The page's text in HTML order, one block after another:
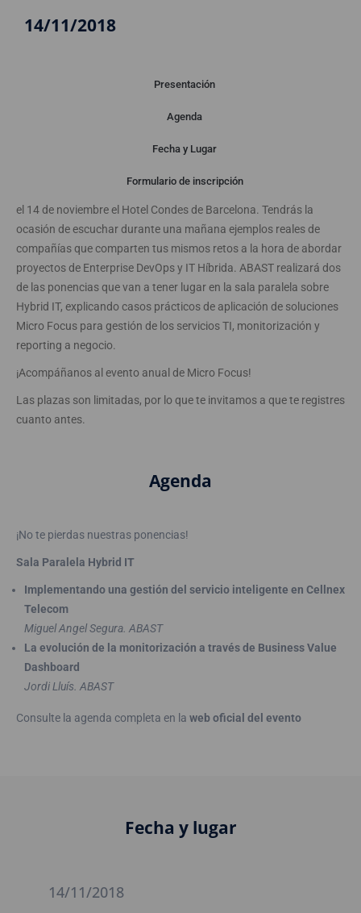
14/11/2018
Presentación
Agenda
Fecha y Lugar
Formulario de inscripción
Micro Focus Day 2018
el 14 de noviembre el Hotel Condes de Barcelona. Tendrás la
ocasión de escuchar durante una mañana ejemplos reales de
compañías que comparten tus mismos retos a la hora de abordar
proyectos de Enterprise DevOps y IT Híbrida. ABAST realizará dos
de las ponencias que van a tener lugar en la sala paralela sobre
Hybrid IT, explicando casos prácticos de aplicación de soluciones
Micro Focus para gestión de los servicios TI, monitorización y
reporting a negocio.
¡Acompáñanos al evento anual de Micro Focus!
Las plazas son limitadas, por lo que te invitamos a que te registres
cuanto antes.
Agenda
¡No te pierdas nuestras ponencias!
Sala Paralela Hybrid IT
Implementando una gestión del servicio inteligente en Cellnex
Telecom
Miguel Angel Segura. ABAST
La evolución de la monitorización a través de Business Value
Dashboard
Jordi Lluís. ABAST
Consulte la agenda completa en la web oficial del evento
Fecha y lugar
14/11/2018